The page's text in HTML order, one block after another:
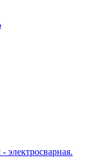
электросварная.